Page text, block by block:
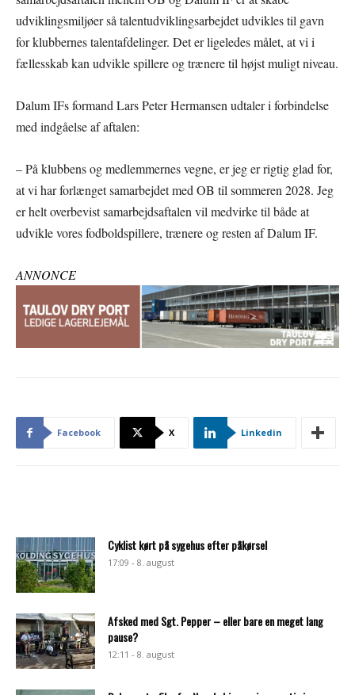
udviklingsmiljøer så talentudviklingsarbejdet udvikles til gavn
for klubbernes talentafdelinger. Det er ligeledes målet, at vi i
fællesskab kan udvikle spillere og trænere til højst muligt niveau.
Dalum IFs formand Lars Peter Hermansen udtaler i forbindelse
med indgåelse af aftalen:
– På klubbens og medlemmernes vegne, er jeg er rigtig glad for,
at vi har forlænget samarbejdet med OB til sommeren 2028. Jeg
er helt overbevist samarbejdsaftalen vil medvirke til både at
udvikle vores fodboldspillere, trænere og resten af Dalum IF.
ANNONCE
Facebook X Linkedin
Cyklist kørt på sygehus efter påkørsel
17:09 - 8. august
Afsked med Sgt. Pepper – eller bare en meget lang
pause?
12:11 - 8. august